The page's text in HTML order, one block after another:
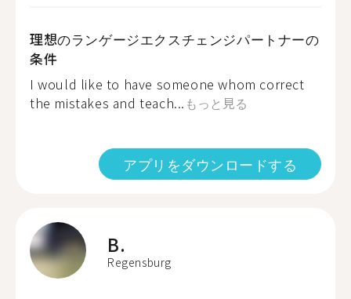
理想のランゲージエクスチェンジパートナーの
条件
I would like to have someone whom correct
the mistakes and teach... もっと見る
アプリをダウンロードする
B.
Regensburg